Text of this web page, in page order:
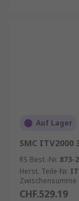
Auf Lager
SMC
RS Best.-Nr. 873-
Herst. Teile-Nr.
Zwischensumme
CHF.529.19